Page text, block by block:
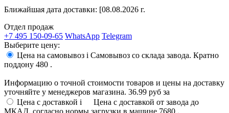
Ближайшая дата доставки: [08.08.2026 г.
Отдел продаж
+7 495 150-09-65 WhatsApp Telegram
Выберите цену:
Цена на самовывоз i Самовывоз со склада завода. Кратно
поддону 480 .
Информацию о точной стоимости товаров и цены на доставку
уточняйте у менеджеров магазина. 36.99 руб за
Цена с доставкой i
Цена с доставкой от завода до
МКАД, согласно нормы загрузки в машине 7680 .